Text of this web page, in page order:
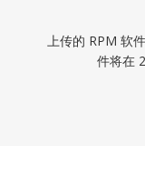
上传的 RPM 软
件将在